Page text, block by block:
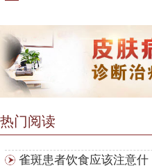
热门阅读
雀斑患者饮食应该注意什